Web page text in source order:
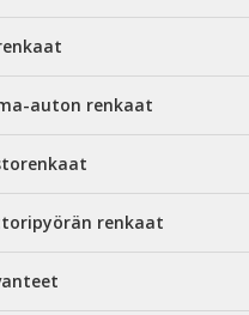
auton renkaat
renkaat